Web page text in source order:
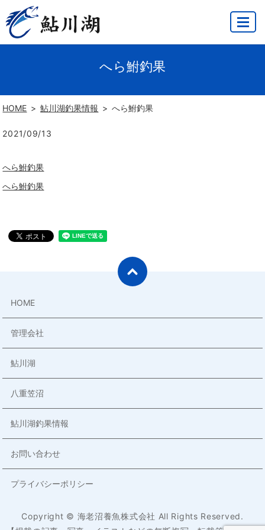
MENU
へら鮒釣果
HOME 鮎川湖釣果情報 へら鮒釣果
2021/09/13
へら鮒釣果
へら鮒釣果
HOME
管理会社
鮎川湖
八重笠沼
鮎川湖釣果情報
お問い合わせ
プライバシーポリシー
Copyright © 海老沼養魚株式会社 All Rights Reserved.